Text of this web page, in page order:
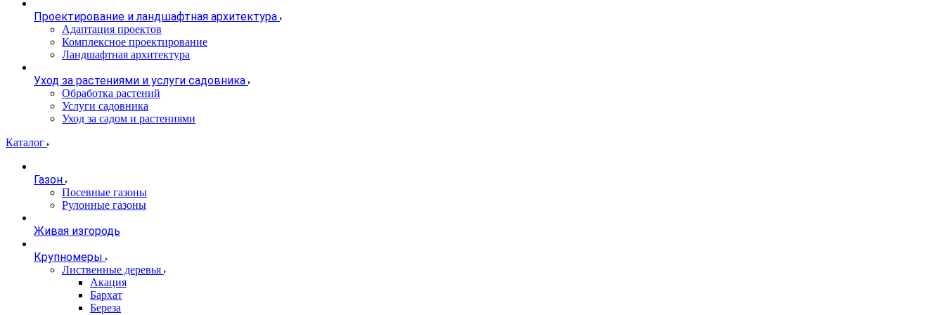
Проектирование и ландшафтная архитектура
Адаптация проектов
Комплексное проектирование
Ландшафтная архитектура
Уход за растениями и услуги садовника
Обработка растений
Услуги садовника
Уход за садом и растениями
Каталог
Газон
Посевные газоны
Рулонные газоны
Живая изгородь
Крупномеры
Лиственные деревья
Акация
Бархат
Береза